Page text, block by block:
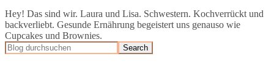
Hey! Das sind wir. Laura und Lisa. Schwestern. Kochverrückt und
backverliebt. Gesunde Ernährung begeistert uns genauso wie
Cupcakes und Brownies.